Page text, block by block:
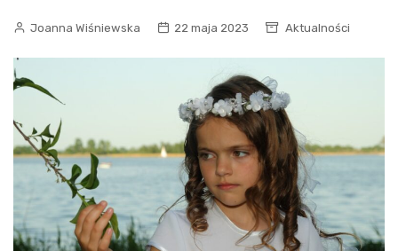
Joanna Wiśniewska 22 maja 2023 Aktualności